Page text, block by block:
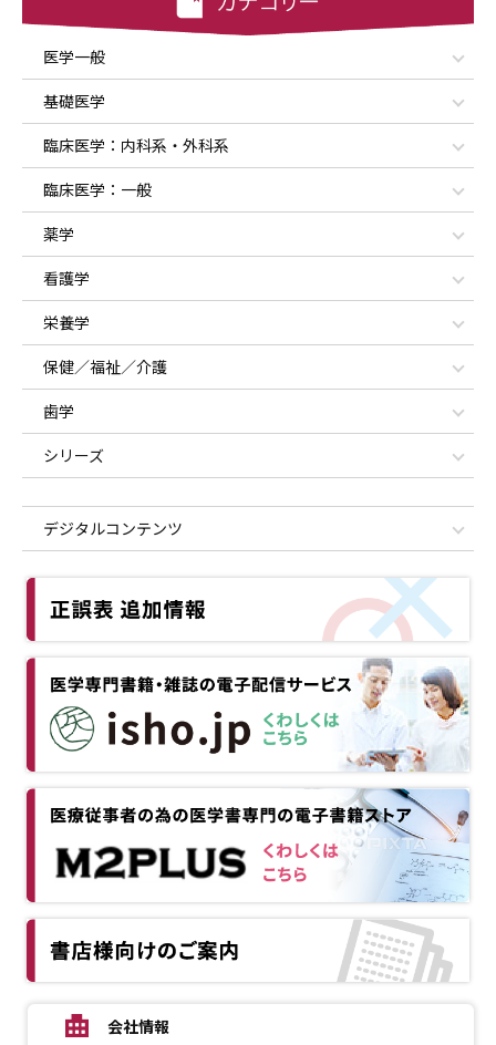
医学一般
基礎医学
臨床医学：内科系・外科系
臨床医学：一般
薬学
看護学
栄養学
保健／福祉／介護
歯学
シリーズ
デジタルコンテンツ
会社情報